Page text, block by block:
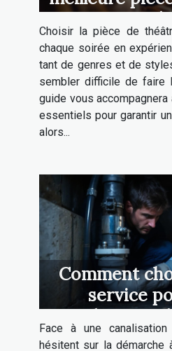
pour une
?
Choisir la pièce de
chaque soirée en
tant de genres et de
sembler difficile de faire
guide vous
essentiels pour garantir
alors...
Comment
service
canalisations
Face à une canalisation
hésitent sur la démarche